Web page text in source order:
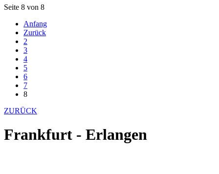
Seite 8 von 8
Anfang
Zurück
2
3
4
5
6
7
8
ZURÜCK
Frankfurt - Erlangen